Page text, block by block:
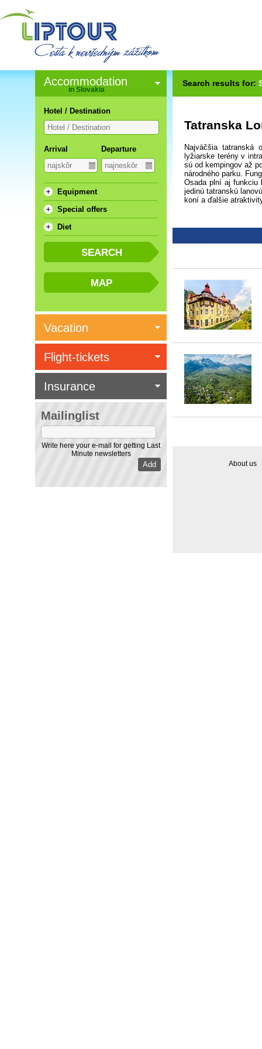
Search results for:
Tatranska
Najväčšia tatranská
lyžiarske terény v
sú od kempingov až
národného parku.
Osada plní aj funkciu
jedinú tatranskú
koní a ďalšie
About us
Accommodation
in Slovakia
Hotel / Destination
Arrival Departure
Equipment
Special offers
Diet
Vacation
Mailinglist
Write here your e-mail for getting Last
Minute newsletters
Flight-tickets
Insurance